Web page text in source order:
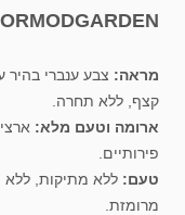
מראה: צבע ענברי
קצף, ללא תחרה.
ארומה וטעם מלא:
פירותיים.
טעם: ללא מתיקות, ללא
מרומזת.